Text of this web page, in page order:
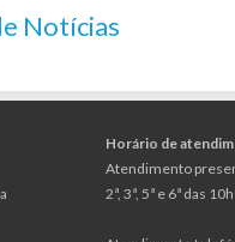
Notícias
Horário de
Atendimento
2ª, 3ª, 5ª e 6ª das